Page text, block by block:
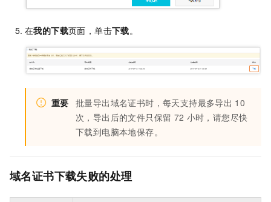
在我的下载页面，单击下载。
重要 批量导出域名证书时，每天支持最多导出 10
次，导出后的文件只保留 72 小时，请您尽快
下载到电脑本地保存。
域名证书下载失败的处理